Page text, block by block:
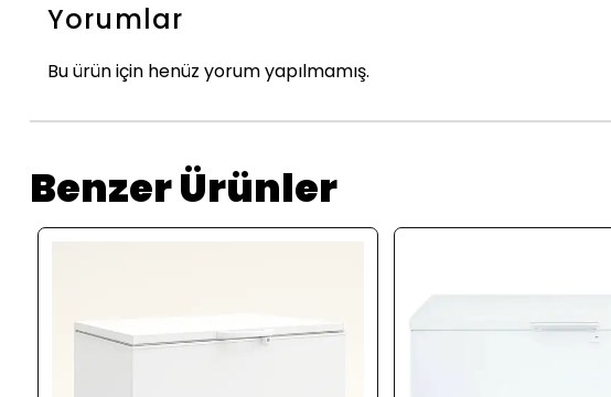
Yorumlar
Bu ürün için henüz yorum yapılmamış.
Benzer Ürünler